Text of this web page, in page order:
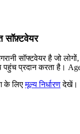
सॉफ़्टवेयर
सॉफ्टवेयर है जो
प्रदान करता है।
के लिएमूल्य निर्धारणदेखें।